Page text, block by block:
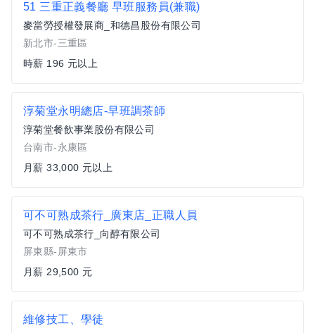
51 三重正義餐廳 早班服務員(兼職)
麥當勞授權發展商_和德昌股份有限公司
新北市-三重區
時薪 196 元以上
淳菊堂永明總店-早班調茶師
淳菊堂餐飲事業股份有限公司
台南市-永康區
月薪 33,000 元以上
可不可熟成茶行_廣東店_正職人員
可不可熟成茶行_向醇有限公司
屏東縣-屏東市
月薪 29,500 元
維修技工、學徒